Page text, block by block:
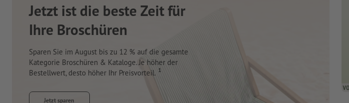
Neue Notizbücher und
Haftnotizen
Mit innovativen Materialien aus Apfelresten und
Ozeanplastik.